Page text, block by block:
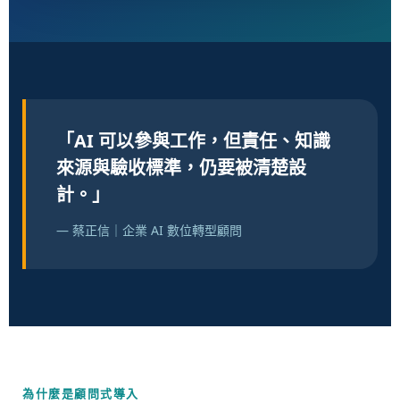
「AI 可以參與工作，但責任、知識
來源與驗收標準，仍要被清楚設
計。」
— 蔡正信｜企業 AI 數位轉型顧問
為什麼是顧問式導入